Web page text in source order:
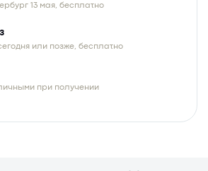
13 мая, бесплатно
или позже, бесплатно
при получении